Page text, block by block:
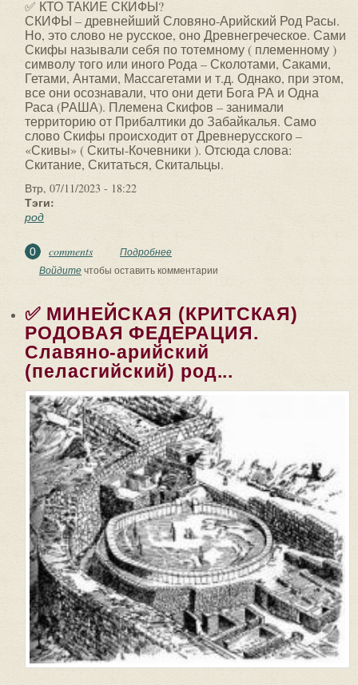
✅ КТО ТАКИЕ СКИФЫ?
СКИФЫ – древнейший Словяно-Арийский Род Расы.
Но, это слово не русское, оно Древнегреческое. Сами
Скифы называли себя по тотемному ( племенному )
символу того или иного Рода – Сколотами, Саками,
Гетами, Антами, Массагетами и т.д. Однако, при этом,
все они осознавали, что они дети Бога РА и Одна
Раса (РАША). Племена Скифов – занимали
территорию от Прибалтики до Забайкалья. Само
слово Скифы происходит от Древнерусского –
«Скивы» ( Скиты-Кочевники ). Отсюда слова:
Скитание, Скитаться, Скитальцы.
Втр, 07/11/2023 - 18:22
Тэги:
род
0 comments Подробнее
древнейший Словяно-Арийский Род
Войдитечтобы оставить комментарии
✅ МИНЕЙСКАЯ (КРИТСКАЯ)
РОДОВАЯ ФЕДЕРАЦИЯ.
Славяно-арийский
(пеласгийский) род...